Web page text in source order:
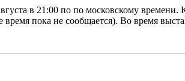
в 21:00 по по московскому времени.
пока не сообщается). Во время